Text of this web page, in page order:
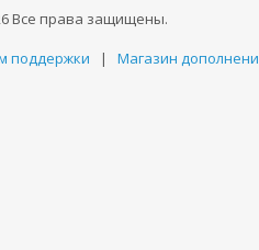
Все права защищены.
поддержки | Магазин